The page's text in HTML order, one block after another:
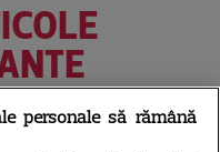
personale să rămână